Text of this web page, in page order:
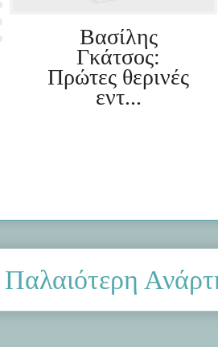
Βασίλης
Γκάτσος:
Πρώτες θερινές
εντ...
Παλαιότερη